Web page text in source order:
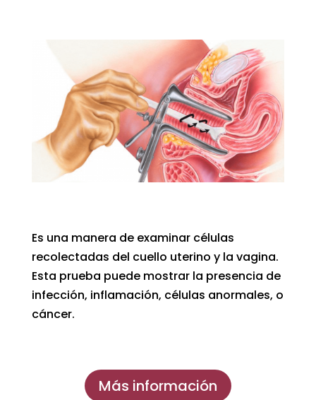
Es una manera de examinar células
recolectadas del cuello uterino y la vagina.
Esta prueba puede mostrar la presencia de
infección, inflamación, células anormales, o
cáncer.
Más información